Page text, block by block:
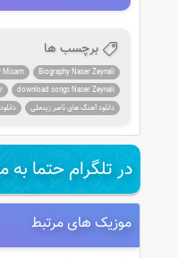
برچسب ها
Biography Naser Zeynali
Misam
download songs Naser Zeynali
دانلود آهنگ های ناصر زینعلی
در تلگرام حتما به
موزیک های مرتبط